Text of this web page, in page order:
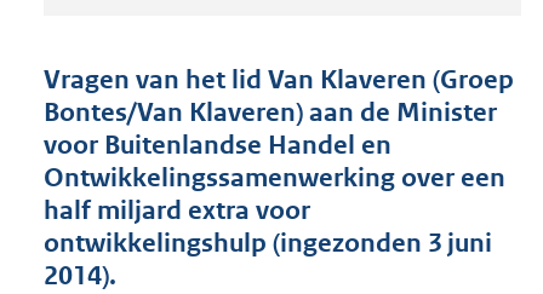
n
d
s
g
r
t
Vragen van het lid Van Klaveren (Groep
Bontes/Van Klaveren) aan de Minister
voor Buitenlandse Handel en
Ontwikkelingssamenwerking over een
half miljard extra voor
ontwikkelingshulp (ingezonden 3 juni
2014).